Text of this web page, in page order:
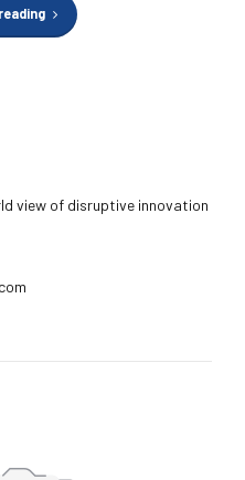
view of disruptive innovation